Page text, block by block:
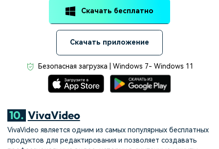
Скачать бесплатно
Скачать приложение
Безопасная загрузка | Windows 7- Windows 11
10. VivaVideo
VivaVideo является одним из самых популярных бесплатных
продуктов для редактирования и позволяет создавать